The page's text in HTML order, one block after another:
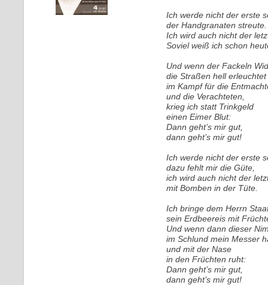
Ich werde nicht der erste
der Handgranaten streute.
Ich wird auch nicht der
Soviel weiß ich schon
Und wenn der Fackeln
die Straßen hell erleuchtet
im Kampf für die
und die Verachteten,
krieg ich statt Trinkgeld
einen Eimer Blut:
Dann geht’s mir gut,
dann geht’s mir gut!
Ich werde nicht der erste
dazu fehlt mir die Güte,
ich wird auch nicht der
mit Bomben in der Tüte.
Ich bringe dem Herrn
sein Erdbeereis mit
Und wenn dann dieser
im Schlund mein Messer
und mit der Nase
in den Früchten ruht:
Dann geht’s mir gut,
dann geht’s mir gut!